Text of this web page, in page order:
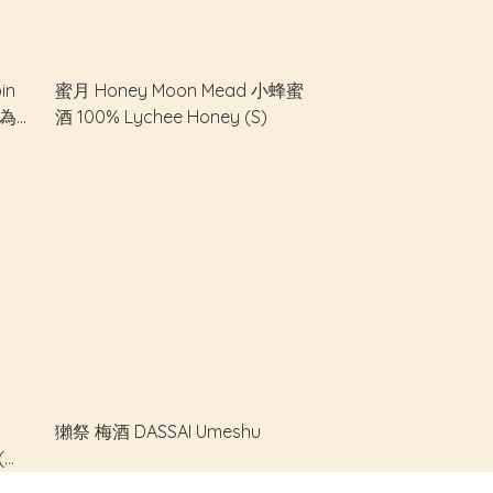
蜜月 Honey Moon Mead 小蜂蜜
酒 100% Lychee Honey (S)
獺祭 梅酒 DASSAI Umeshu